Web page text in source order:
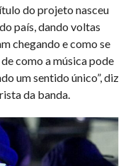
do projeto nasceu
país, dando voltas
chegando e como se
como a música pode
um sentido único”, diz
da banda.